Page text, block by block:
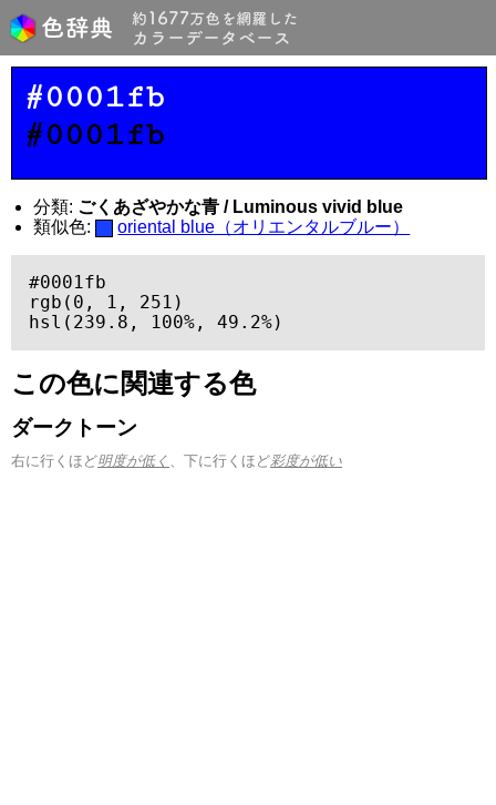
#0001fb
#0001fb
分類: ごくあざやかな青 / Luminous vivid blue
類似色:
oriental blue（オリエンタルブルー）
#0001fb
rgb(0, 1, 251)
hsl(239.8, 100%, 49.2%)
この色に関連する色
ダークトーン
右に行くほど明度が低く 、下に行くほど彩度が低い